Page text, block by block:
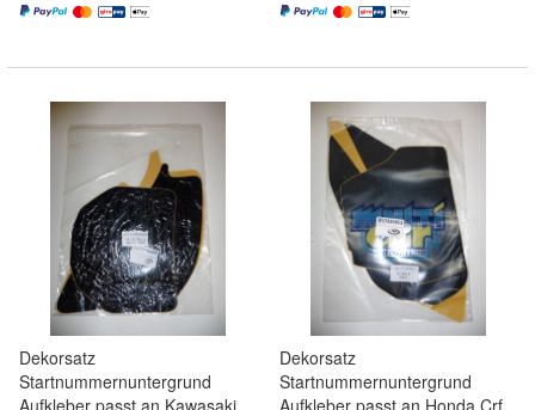
Dekorsatz
Startnummernuntergrund
Aufkleber passt an Kawasaki
Dekorsatz
Startnummernuntergrund
Aufkleber passt an Honda Crf